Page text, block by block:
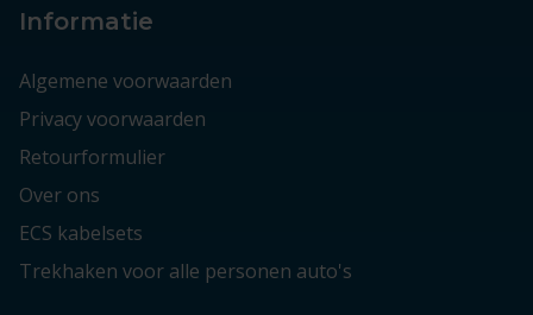
Informatie
Algemene voorwaarden
Privacy voorwaarden
Retourformulier
Over ons
ECS kabelsets
Trekhaken voor alle personen auto's